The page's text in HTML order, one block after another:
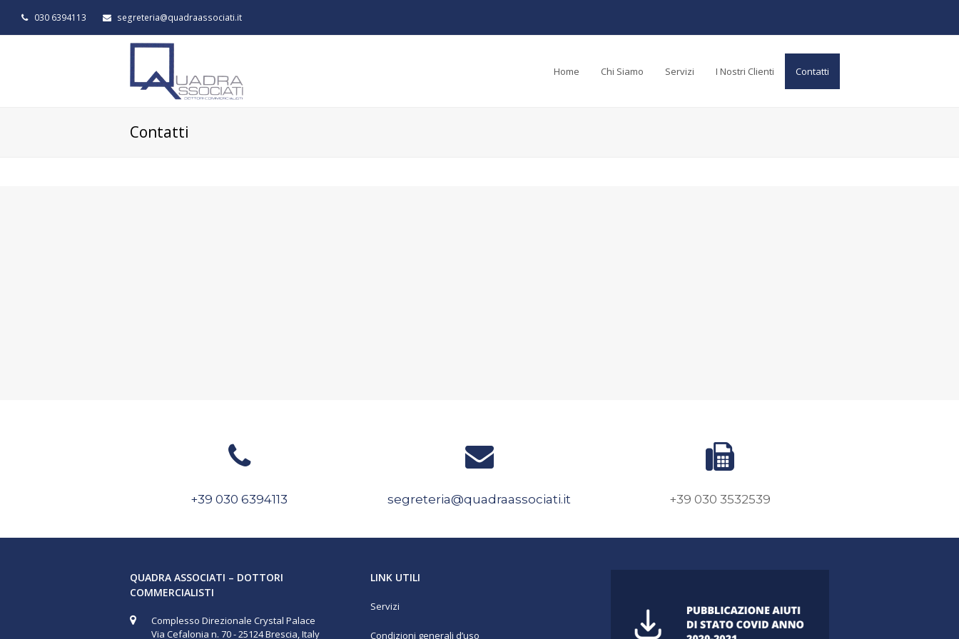
030 6394113 segreteria@quadraassociati.it
Home Chi Siamo Servizi I Nostri Clienti Contatti
Contatti
+39 030 6394113 segreteria@quadraassociati.it +39 030 3532539
QUADRA ASSOCIATI – DOTTORI
COMMERCIALISTI
Complesso Direzionale Crystal Palace
Via Cefalonia n. 70 - 25124 Brescia, Italy
LINK UTILI
Servizi
Condizioni generali d’uso